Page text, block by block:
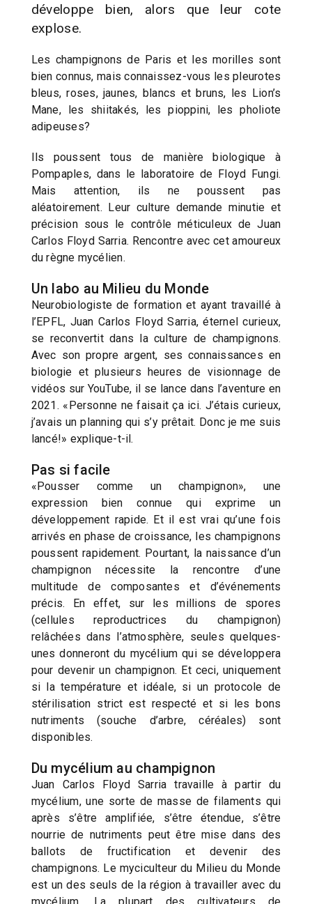
développe bien, alors que leur cote
explose.
Les champignons de Paris et les morilles sont
bien connus, mais connaissez-vous les pleurotes
bleus, roses, jaunes, blancs et bruns, les Lion’s
Mane, les shiitakés, les pioppini, les pholiote
adipeuses?
Ils poussent tous de manière biologique à
Pompaples, dans le laboratoire de Floyd Fungi.
Mais attention, ils ne poussent pas
aléatoirement. Leur culture demande minutie et
précision sous le contrôle méticuleux de Juan
Carlos Floyd Sarria. Rencontre avec cet amoureux
du règne mycélien.
Un labo au Milieu du Monde
Neurobiologiste de formation et ayant travaillé à
l’EPFL, Juan Carlos Floyd Sarria, éternel curieux,
se reconvertit dans la culture de champignons.
Avec son propre argent, ses connaissances en
biologie et plusieurs heures de visionnage de
vidéos sur YouTube, il se lance dans l’aventure en
2021. «Personne ne faisait ça ici. J’étais curieux,
j’avais un planning qui s’y prêtait. Donc je me suis
lancé!» explique-t-il.
Pas si facile
«Pousser comme un champignon», une
expression bien connue qui exprime un
développement rapide. Et il est vrai qu’une fois
arrivés en phase de croissance, les champignons
poussent rapidement. Pourtant, la naissance d’un
champignon nécessite la rencontre d’une
multitude de composantes et d’événements
précis. En effet, sur les millions de spores
(cellules reproductrices du champignon)
relâchées dans l’atmosphère, seules quelques-
unes donneront du mycélium qui se développera
pour devenir un champignon. Et ceci, uniquement
si la température et idéale, si un protocole de
stérilisation strict est respecté et si les bons
nutriments (souche d’arbre, céréales) sont
disponibles.
Du mycélium au champignon
Juan Carlos Floyd Sarria travaille à partir du
mycélium, une sorte de masse de filaments qui
après s’être amplifiée, s’être étendue, s’être
nourrie de nutriments peut être mise dans des
ballots de fructification et devenir des
champignons. Le myciculteur du Milieu du Monde
est un des seuls de la région à travailler avec du